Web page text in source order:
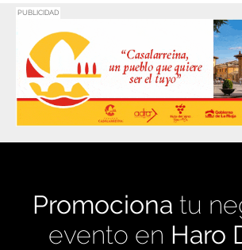
PUBLICIDAD
Promociona tu
evento en Haro